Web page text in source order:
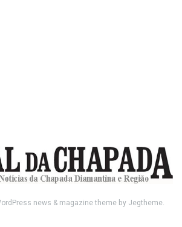
news & magazine theme by Jegtheme.